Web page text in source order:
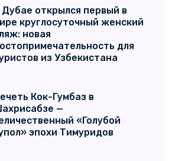
Дубае открылся первый в
круглосуточный женский
новая
для
из Узбекистана
Кок-Гумбаз в
—
«Голубой
эпохи Тимуридов